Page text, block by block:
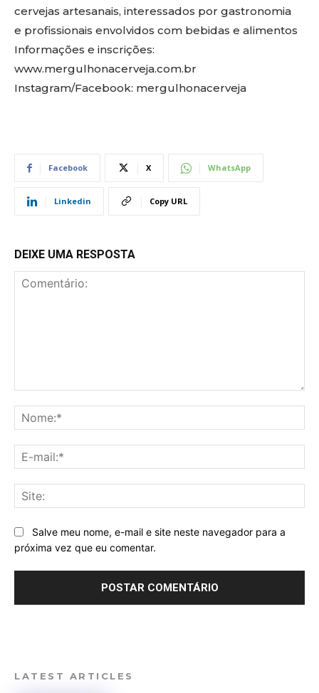
cervejas artesanais, interessados por gastronomia
e profissionais envolvidos com bebidas e alimentos
Informações e inscrições:
www.mergulhonacerveja.com.br
Instagram/Facebook: mergulhonacerveja
Facebook X WhatsApp
Linkedin Copy URL
DEIXE UMA RESPOSTA
Salve meu nome, e-mail e site neste navegador para a
próxima vez que eu comentar.
LATEST ARTICLES